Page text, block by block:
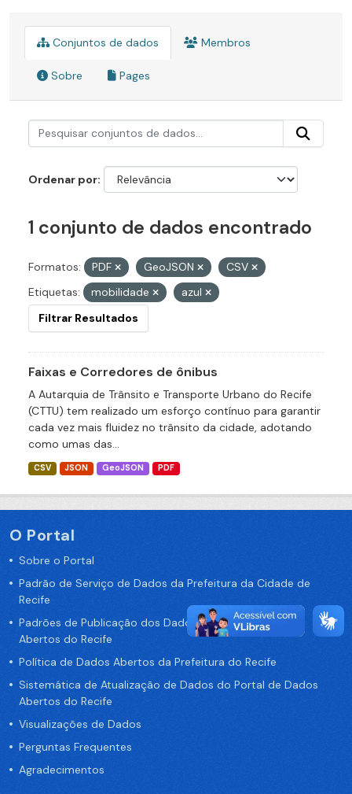
Conjuntos de dados Membros
Sobre Pages
Ordenar por
1 conjunto de dados encontrado
Formatos: PDF GeoJSON
CSV
Etiquetas:
mobilidade
azul
Filtrar Resultados
Faixas e Corredores de ônibus
A Autarquia de Trânsito e Transporte Urbano do Recife
(CTTU) tem realizado um esforço contínuo para garantir
cada vez mais fluidez no trânsito da cidade, adotando
como umas das...
CSV JSON GeoJSON PDF
O Portal
Sobre o Portal
Padrão de Serviço de Dados da Prefeitura da Cidade de
Recife
Padrões de Publicação dos Dados no Portal de Dados
Abertos do Recife
Política de Dados Abertos da Prefeitura do Recife
Sistemática de Atualização de Dados do Portal de Dados
Abertos do Recife
Visualizações de Dados
Perguntas Frequentes
Agradecimentos